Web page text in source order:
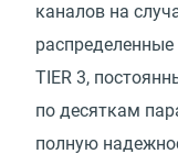
каналов на
распределенные
TIER 3,
по десяткам
полную